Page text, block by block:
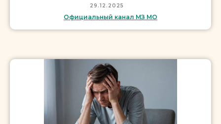
29.12.2025
Официальный канал МЗ МО